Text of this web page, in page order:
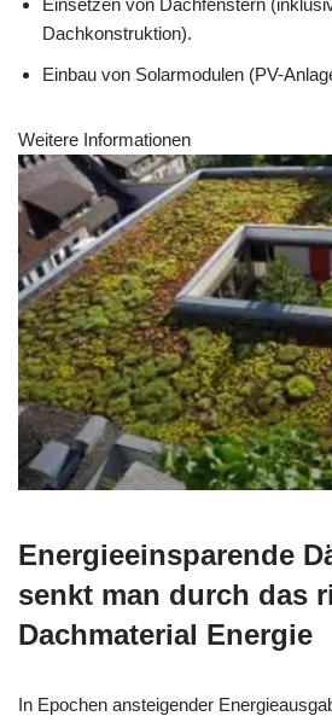
Einsetzen von Dachfenstern
Dachkonstruktion).
Einbau von Solarmodulen (PV-
Weitere Informationen
Energieeinsparende
senkt man durch das
Dachmaterial Energie
In Epochen ansteigender